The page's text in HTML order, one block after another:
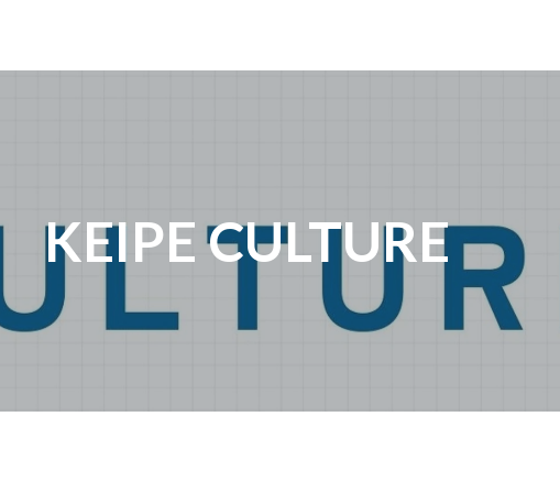
KEIPE CULTURE